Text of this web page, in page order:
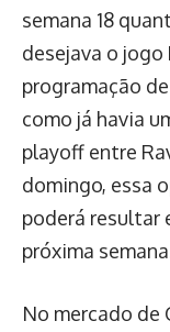
semana 18
desejava o jogo
programação
como já havia
playoff entre
domingo, essa
poderá resultar
próxima
No mercado de